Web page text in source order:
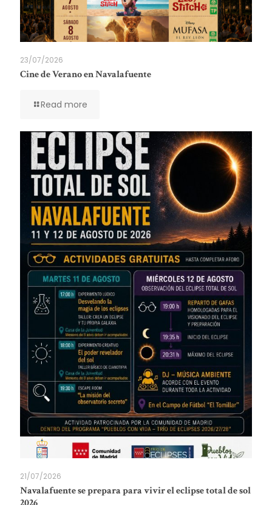
23/07/2026
Cine de Verano en Navalafuente
Read more
21/07/2026
Navalafuente se prepara para vivir el eclipse total de sol